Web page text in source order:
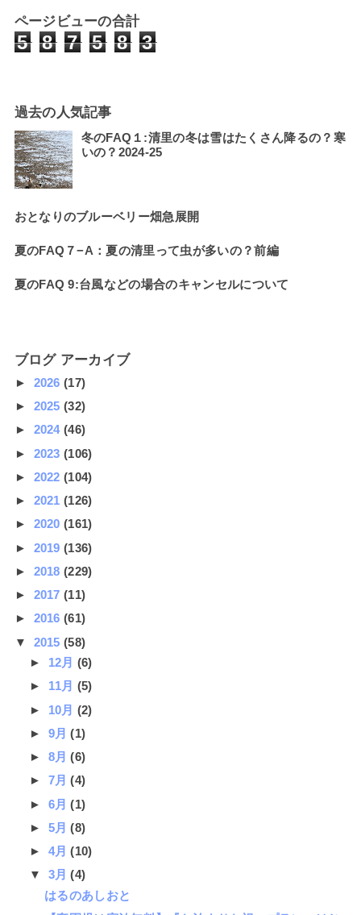
ページビューの合計
5 8 7 5 8 3
過去の人気記事
冬のFAQ１:清里の冬は雪はたくさん降るの？寒
いの？2024-25
おとなりのブルーベリー畑急展開
夏のFAQ７−A：夏の清里って虫が多いの？前編
夏のFAQ 9:台風などの場合のキャンセルについて
ブログ アーカイブ
► 2026(17)
► 2025(32)
► 2024(46)
► 2023(106)
► 2022(104)
► 2021(126)
► 2020(161)
► 2019(136)
► 2018(229)
► 2017(11)
► 2016(61)
▼ 2015(58)
► 12月 (6)
► 11月 (5)
► 10月 (2)
► 9月(1)
► 8月(6)
► 7月(4)
► 6月(1)
► 5月(8)
► 4月(10)
▼ 3月(4)
はるのあしおと